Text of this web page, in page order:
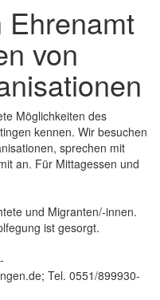
Ehrenamt
von
Möglichkeiten des
kennen. Wir besuchen
sprechen mit
an. Für Mittagessen und
und Migranten/-innen.
ist gesorgt.
Tel. 0551/899930-